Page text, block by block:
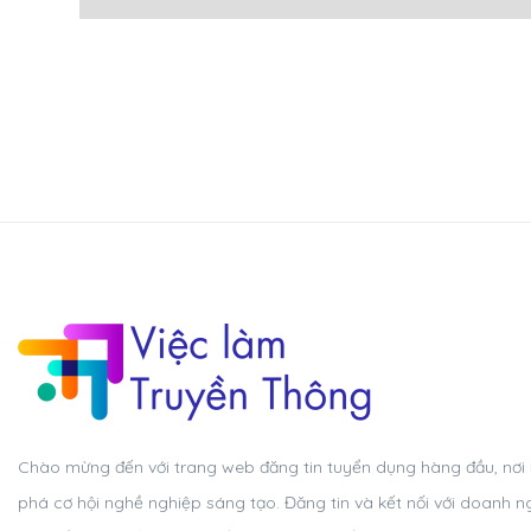
Chào mừng đến với trang web đăng tin tuyển dụng hàng đầu,
phá cơ hội nghề nghiệp sáng tạo. Đăng tin và kết nối với doanh